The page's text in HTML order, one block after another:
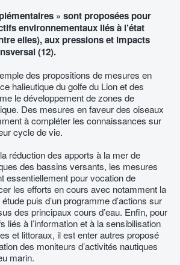
» sont proposées pour
environnementaux liés à l’état
elles), aux pressions et impacts
(12).
des propositions de mesures en
halieutique du golfe du Lion et des
le développement de zones de
Des mesures en faveur des oiseaux
à compléter les connaissances sur
cycle de vie.
réduction des apports à la mer de
des bassins versants, les mesures
essentiellement pour vocation de
les efforts en cours avec notamment la
puis d’un programme d’actions sur
des principaux cours d’eau. Enfin, pour
liés à l’information et à la sensibilisation
et littoraux, il est enter autres proposé
des moniteurs d’activités nautiques
marin.